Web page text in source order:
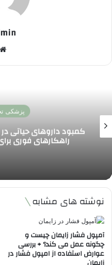
اخبار
تأثیر تغییرات اقلیمی
در ایران و افزایش
نوشته های مشابه
آمپول فشار زایمان چیست و
چگونه عمل می کند؟ + بررسی
عوارض استفاده از امپول فشار در